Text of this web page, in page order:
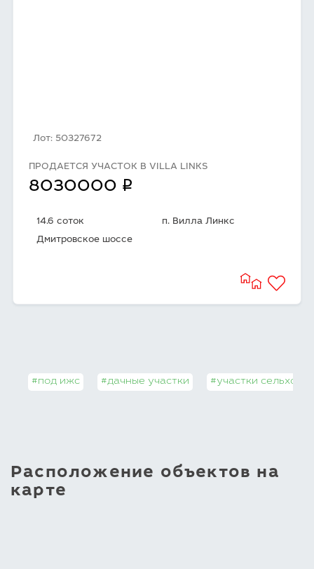
Лот: 50327672
ПРОДАЕТСЯ УЧАСТОК В VILLA LINKS
8030000 q
14.6 соток
п. Вилла Линкс
Дмитровское шоссе
#под ижс #дачные участки #участки
Расположение объектов на
карте